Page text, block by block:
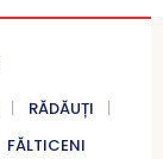
RĂDĂUȚI
FĂLTICENI